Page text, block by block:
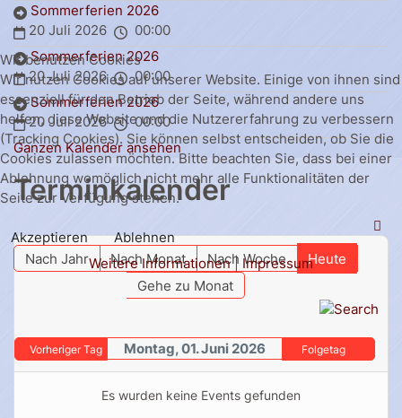
Sommerferien 2026
20 Juli 2026
00:00
Sommerferien 2026
20 Juli 2026
00:00
Sommerferien 2026
20 Juli 2026
00:00
Ganzen Kalender ansehen
Terminkalender
Nach Jahr Nach Monat Nach Woche
Heute
Gehe zu Monat
Vorheriger Tag Montag, 01. Juni 2026 Folgetag
Es wurden keine Events gefunden
Wir benutzen Cookies
Wir nutzen Cookies auf unserer Website. Einige von ihnen sind
essenziell für den Betrieb der Seite, während andere uns
helfen, diese Website und die Nutzererfahrung zu verbessern
(Tracking Cookies). Sie können selbst entscheiden, ob Sie die
Cookies zulassen möchten. Bitte beachten Sie, dass bei einer
Ablehnung womöglich nicht mehr alle Funktionalitäten der
Seite zur Verfügung stehen.
Akzeptieren
Ablehnen
Weitere Informationen| Impressum